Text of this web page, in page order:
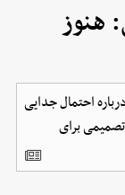
هنوز
احتمال جدایی
برای